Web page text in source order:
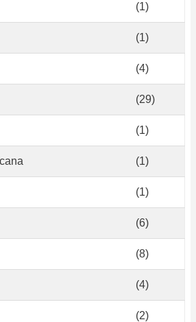
(1)
(1)
(4)
(29)
(1)
(1)
(1)
(6)
(8)
(4)
(2)